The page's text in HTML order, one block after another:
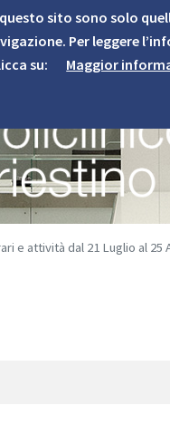
sito sono solo
Per leggere
su:
Maggior
e attività dal 21 Luglio al 25